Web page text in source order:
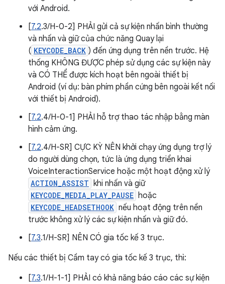
với Android.
[7.2.3/H-0-2] PHẢI gửi cả sự kiện nhấn bình thường
và nhấn và giữ của chức năng Quay lại
( KEYCODE_BACK ) đến ứng dụng trên nền trước. Hệ
thống KHÔNG ĐƯỢC phép sử dụng các sự kiện này
và CÓ THỂ được kích hoạt bên ngoài thiết bị
Android (ví dụ: bàn phím phần cứng bên ngoài kết nối
với thiết bị Android).
[7.2.4/H-0-1] PHẢI hỗ trợ thao tác nhập bằng màn
hình cảm ứng.
[7.2.4/H-SR] CỰC KỲ NÊN khởi chạy ứng dụng trợ lý
do người dùng chọn, tức là ứng dụng triển khai
VoiceInteractionService hoặc một hoạt động xử lý
ACTION_ASSIST khi nhấn và giữ
KEYCODE_MEDIA_PLAY_PAUSE hoặc
KEYCODE_HEADSETHOOK nếu hoạt động trên nền
trước không xử lý các sự kiện nhấn và giữ đó.
[7.3.1/H-SR] NÊN CÓ gia tốc kế 3 trục.
Nếu các thiết bị Cầm tay có gia tốc kế 3 trục, thì:
[7.3.1/H-1-1] PHẢI có khả năng báo cáo các sự kiện